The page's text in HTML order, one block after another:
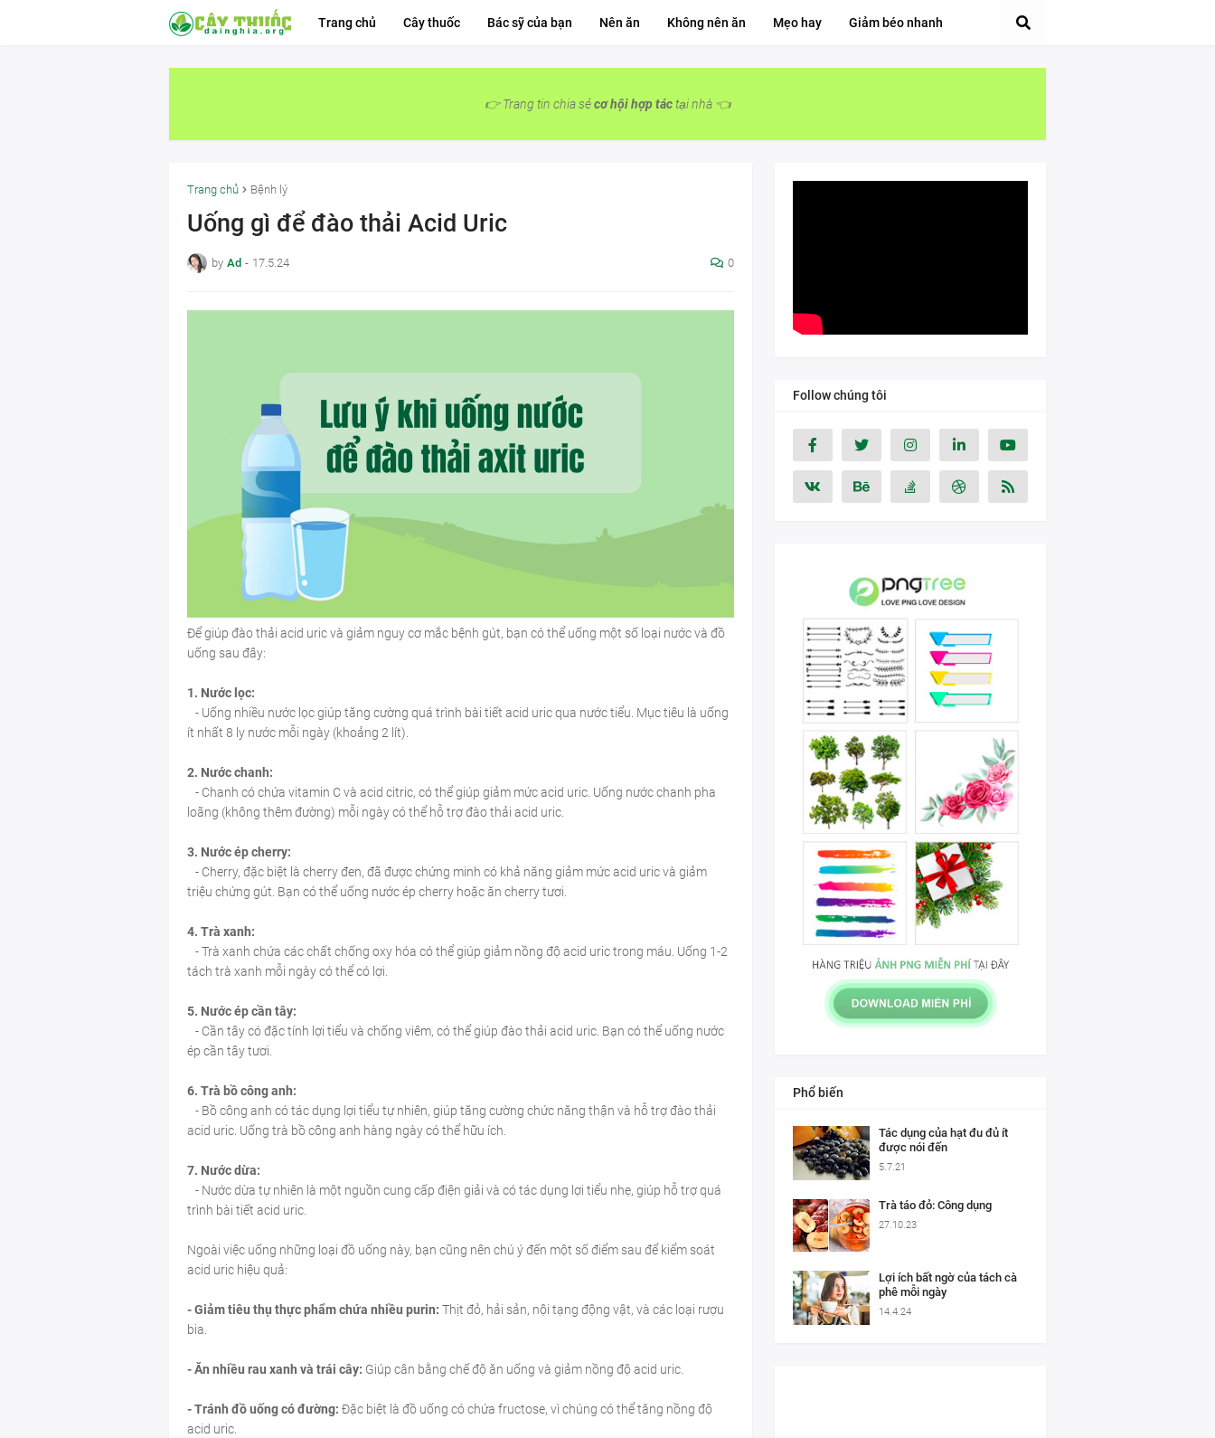
Trang chủ Cây thuốc Bác sỹ của bạn Nên ăn Không nên ăn Mẹo hay Giảm béo nhanh
👉 Trang tin chia sẻcơ hội hợp táctại nhà 👈
Trang chủ Bệnh lý
Uống gì để đào thải Acid Uric
by Ad - 17.5.24 0
Để giúp đào thải acid uric và giảm nguy cơ mắc bệnh gút, bạn có thể uống một số loại nước và đồ
uống sau đây:
1. Nước lọc:
- Uống nhiều nước lọc giúp tăng cường quá trình bài tiết acid uric qua nước tiểu. Mục tiêu là uống
ít nhất 8 ly nước mỗi ngày (khoảng 2 lít).
2. Nước chanh:
- Chanh có chứa vitamin C và acid citric, có thể giúp giảm mức acid uric. Uống nước chanh pha
loãng (không thêm đường) mỗi ngày có thể hỗ trợ đào thải acid uric.
3. Nước ép cherry:
- Cherry, đặc biệt là cherry đen, đã được chứng minh có khả năng giảm mức acid uric và giảm
triệu chứng gút. Bạn có thể uống nước ép cherry hoặc ăn cherry tươi.
4. Trà xanh:
- Trà xanh chứa các chất chống oxy hóa có thể giúp giảm nồng độ acid uric trong máu. Uống 1-2
tách trà xanh mỗi ngày có thể có lợi.
5. Nước ép cần tây:
- Cần tây có đặc tính lợi tiểu và chống viêm, có thể giúp đào thải acid uric. Bạn có thể uống nước
ép cần tây tươi.
6. Trà bồ công anh:
- Bồ công anh có tác dụng lợi tiểu tự nhiên, giúp tăng cường chức năng thận và hỗ trợ đào thải
acid uric. Uống trà bồ công anh hàng ngày có thể hữu ích.
7. Nước dừa:
- Nước dừa tự nhiên là một nguồn cung cấp điện giải và có tác dụng lợi tiểu nhẹ, giúp hỗ trợ quá
trình bài tiết acid uric.
Ngoài việc uống những loại đồ uống này, bạn cũng nên chú ý đến một số điểm sau để kiểm soát
acid uric hiệu quả:
- Giảm tiêu thụ thực phẩm chứa nhiều purin: Thịt đỏ, hải sản, nội tạng động vật, và các loại rượu
bia.
- Ăn nhiều rau xanh và trái cây: Giúp cân bằng chế độ ăn uống và giảm nồng độ acid uric.
- Tránh đồ uống có đường: Đặc biệt là đồ uống có chứa fructose, vì chúng có thể tăng nồng độ
acid uric.
Follow chúng tôi
Phổ biến
Tác dụng của hạt đu đủ ít
được nói đến
5.7.21
Trà táo đỏ: Công dụng
27.10.23
Lợi ích bất ngờ của tách cà
phê mỗi ngày
14.4.24